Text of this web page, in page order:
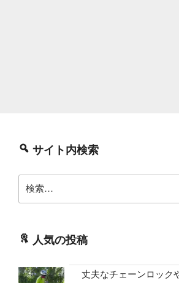
サイト内検索
索:
人気の投稿
丈夫なチェーンロック